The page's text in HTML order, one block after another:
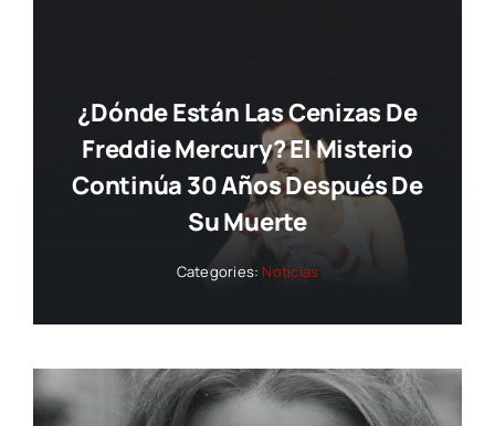
¿Dónde Están Las Cenizas De
Freddie Mercury? El Misterio
Continúa 30 Años Después De
Su Muerte
Categories: Noticias